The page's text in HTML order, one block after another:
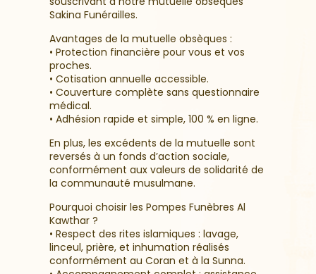
Sakina Funérailles.
Avantages de la mutuelle obsèques :
• Protection financière pour vous et vos
proches.
• Cotisation annuelle accessible.
• Couverture complète sans questionnaire
médical.
• Adhésion rapide et simple, 100 % en ligne.
En plus, les excédents de la mutuelle sont
reversés à un fonds d’action sociale,
conformément aux valeurs de solidarité de
la communauté musulmane.
Pourquoi choisir les Pompes Funèbres Al
Kawthar ?
• Respect des rites islamiques : lavage,
linceul, prière, et inhumation réalisés
conformément au Coran et à la Sunna.